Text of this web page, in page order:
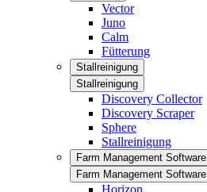
Vector
Juno
Calm
Fütterung
Stallreinigung
Stallreinigung
Discovery Collector
Discovery Scraper
Sphere
Stallreinigung
Farm Management Software
Farm Management Software
Horizon